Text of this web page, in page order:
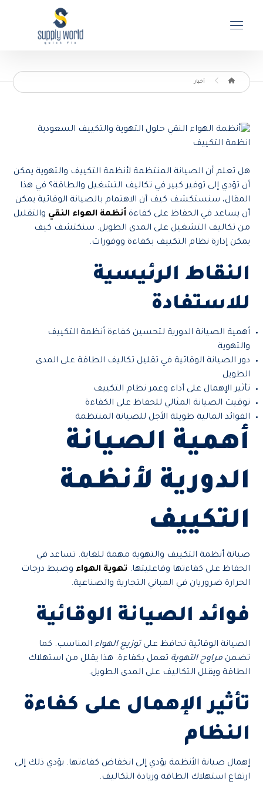
أخبار
هل تعلم أن الصيانة المنتظمة لأنظمة التكييف والتهوية يمكن
أن تؤدي إلى توفير كبير في تكاليف التشغيل والطاقة؟ في هذا
المقال، سنستكشف كيف أن الاهتمام بالصيانة الوقائية يمكن
أن يساعد في الحفاظ على كفاءة أنظمة الهواء النقي والتقليل
من تكاليف التشغيل على المدى الطويل. سنكتشف كيف
يمكن إدارة نظام التكييف بكفاءة ووفورات.
النقاط الرئيسية
للاستفادة
أهمية الصيانة الدورية لتحسين كفاءة أنظمة التكييف
والتهوية
دور الصيانة الوقائية في تقليل تكاليف الطاقة على المدى
الطويل
تأثير الإهمال على أداء وعمر نظام التكييف
توقيت الصيانة المثالي للحفاظ على الكفاءة
الفوائد المالية طويلة الأجل للصيانة المنتظمة
أهمية الصيانة
الدورية لأنظمة
التكييف
صيانة أنظمة التكييف والتهوية مهمة للغاية. تساعد في
الحفاظ على كفاءتها وفاعليتها. تهوية الهواء وضبط درجات
الحرارة ضروريان في المباني التجارية والصناعية.
فوائد الصيانة الوقائية
الصيانة الوقائية تحافظ علىتوزيع الهواء المناسب. كما
تضمنمراوح التهوية تعمل بكفاءة. هذا يقلل من استهلاك
الطاقة ويقلل التكاليف على المدى الطويل.
تأثير الإهمال على كفاءة
النظام
إهمال صيانة الأنظمة يؤدي إلى انخفاض كفاءتها. يؤدي ذلك إلى
ارتفاع استهلاك الطاقة وزيادة التكاليف.